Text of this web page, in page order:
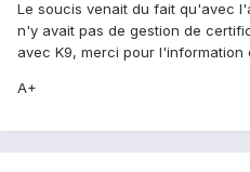
Le soucis venait du fait qu'avec
n'y avait pas de gestion de
avec K9, merci pour l'information
A+